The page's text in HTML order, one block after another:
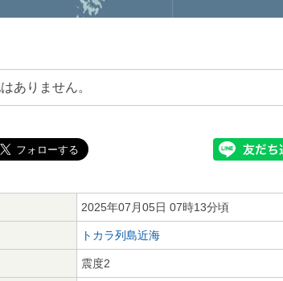
ありません。
2025年07月05日 07時13分頃
トカラ列島近海
震度2